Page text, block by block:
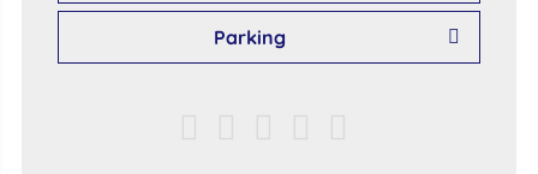
Parking